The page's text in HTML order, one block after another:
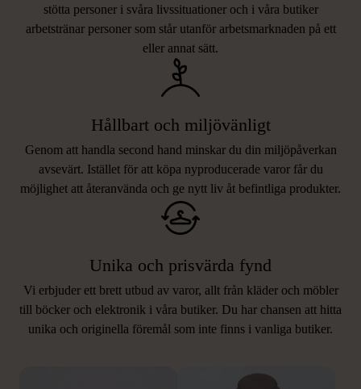
stötta personer i svåra livssituationer och i våra butiker
arbetstränar personer som står utanför arbetsmarknaden på ett
eller annat sätt.
Hållbart och miljövänligt
Genom att handla second hand minskar du din miljöpåverkan
avsevärt. Istället för att köpa nyproducerade varor får du
möjlighet att återanvända och ge nytt liv åt befintliga produkter.
Unika och prisvärda fynd
Vi erbjuder ett brett utbud av varor, allt från kläder och möbler
till böcker och elektronik i våra butiker. Du har chansen att hitta
unika och originella föremål som inte finns i vanliga butiker.
LIKNANDE PRODUKTER
Hitta produkter som påminner om denna